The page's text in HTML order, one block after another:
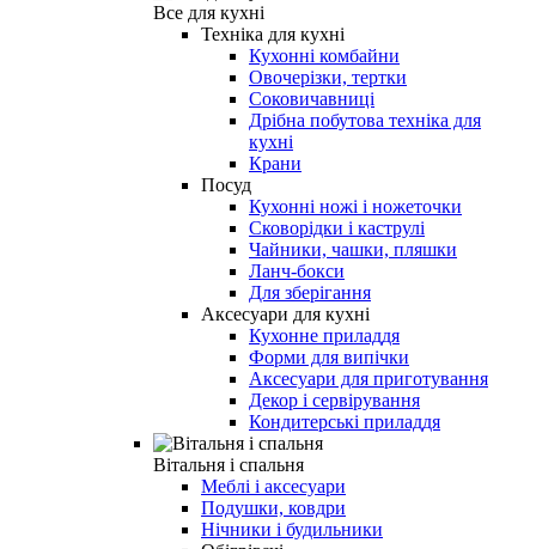
Все для кухні
Техніка для кухні
Кухонні комбайни
Овочерізки, тертки
Соковичавниці
Дрібна побутова техніка для
кухні
Крани
Посуд
Кухонні ножі і ножеточки
Сковорідки і каструлі
Чайники, чашки, пляшки
Ланч-бокси
Для зберігання
Аксесуари для кухні
Кухонне приладдя
Форми для випічки
Аксесуари для приготування
Декор і сервірування
Кондитерські приладдя
Вітальня і спальня
Меблі і аксесуари
Подушки, ковдри
Нічники і будильники